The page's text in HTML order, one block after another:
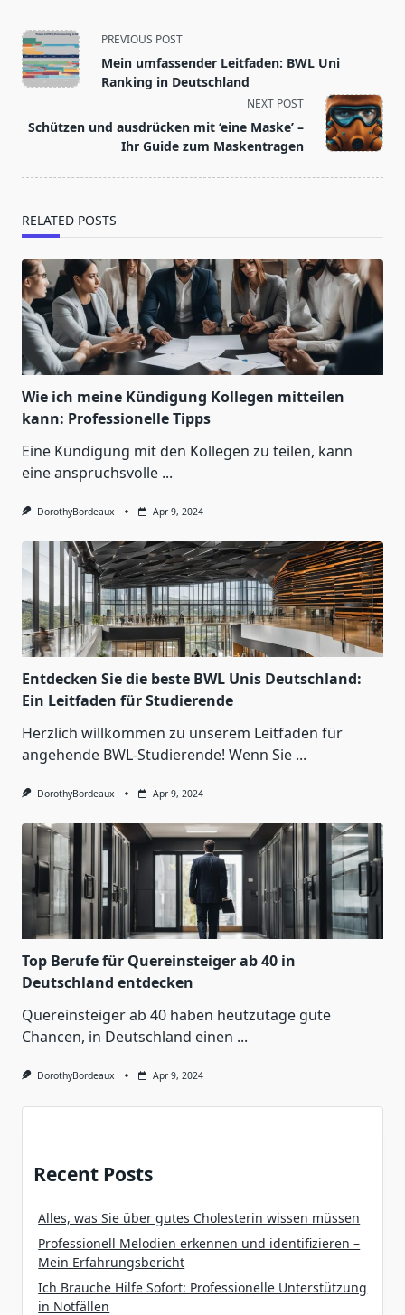
<span
class="nav-
subtitle
reader-
text">Page</span>
PREVIOUS POST
Mein umfassender Leitfaden: BWL Uni
Ranking in Deutschland
NEXT POST
Schützen und ausdrücken mit ‘eine Maske’ –
Ihr Guide zum Maskentragen
RELATED POSTS
Wie ich meine Kündigung Kollegen mitteilen
kann: Professionelle Tipps
Eine Kündigung mit den Kollegen zu teilen, kann
eine anspruchsvolle ...
DorothyBordeaux Apr 9, 2024
Entdecken Sie die beste BWL Unis Deutschland:
Ein Leitfaden für Studierende
Herzlich willkommen zu unserem Leitfaden für
angehende BWL-Studierende! Wenn Sie ...
DorothyBordeaux Apr 9, 2024
Top Berufe für Quereinsteiger ab 40 in
Deutschland entdecken
Quereinsteiger ab 40 haben heutzutage gute
Chancen, in Deutschland einen ...
DorothyBordeaux Apr 9, 2024
Recent Posts
Alles, was Sie über gutes Cholesterin wissen müssen
Professionell Melodien erkennen und identifizieren –
Mein Erfahrungsbericht
Ich Brauche Hilfe Sofort: Professionelle Unterstützung
in Notfällen